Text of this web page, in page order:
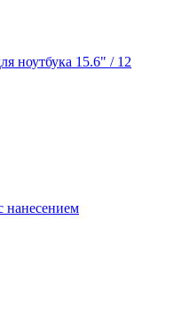
ноутбука 15.6" / 12
нанесением